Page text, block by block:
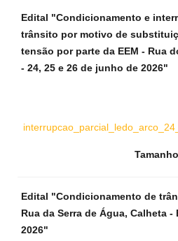
Edital "Condicionamento e
trânsito por motivo de
tensão por parte da EEM - Rua
- 24, 25 e 26 de junho de 2026"
Edital "Condicionamento de
Rua da Serra de Água, Calheta
2026"